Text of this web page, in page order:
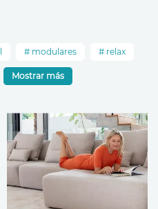
modulares relax
Mostrar más